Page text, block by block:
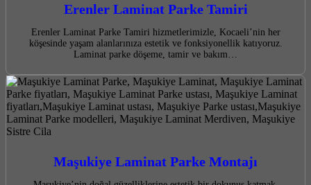
Erenler Laminat Parke Tamiri
Erenler Laminat Parke Tamiri hizmetlerimizle, Kocaeli’nin her
köşesinde yaşam alanlarınıza estetik ve fonksiyonellik katıyoruz.
Laminat parke döşeme, tamir ve bakım…
Maşukiye Laminat Parke Montajı